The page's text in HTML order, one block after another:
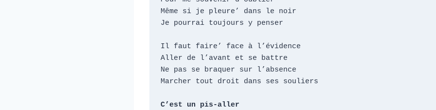
Même si je pleure’ dans le noir
Je pourrai toujours y penser
Il faut faire’ face à l’évidence
Aller de l’avant et se battre
Ne pas se braquer sur l’absence
Marcher tout droit dans ses souliers
C’est un pis-aller